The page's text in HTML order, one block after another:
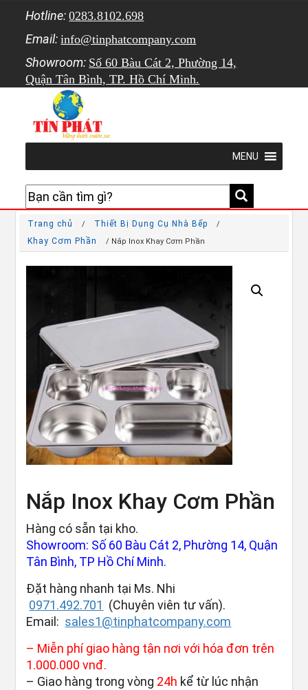
Hotline: 0283.8102.698
Email: info@tinphatcompany.com
Showroom: Số 60 Bàu Cát 2, Phường 14,
Quận Tân Bình, TP. Hồ Chí Minh.
MENU
Trang chủ / Thiết Bị Dụng Cụ Nhà Bếp /
Khay Cơm Phần / Nắp Inox Khay Cơm Phần
Nắp Inox Khay Cơm Phần
Hàng có sẵn tại kho.
Showroom: Số 60 Bàu Cát 2, Phường 14, Quận
Tân Bình, TP Hồ Chí Minh.
Đặt hàng nhanh tại Ms. Nhi
0971.492.701 (Chuyên viên tư vấn).
Email: sales1@tinphatcompany.com
– Miễn phí giao hàng tận nơi với hóa đơn trên
1.000.000 vnđ.
– Giao hàng trong vòng 24h kể từ lúc nhận